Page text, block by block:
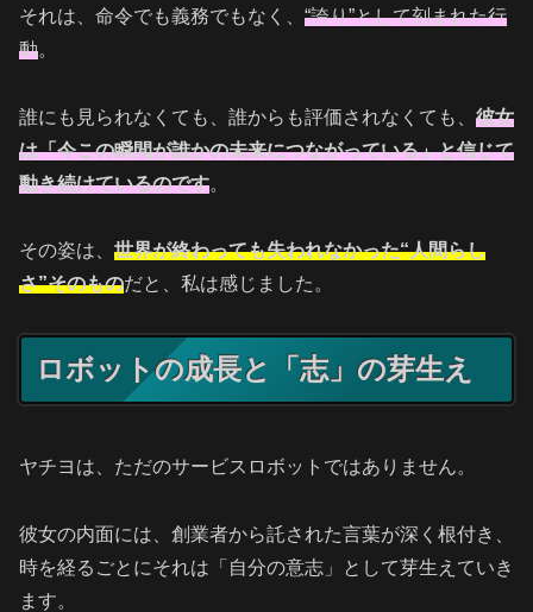
それは、命令でも義務でもなく、 “誇り”として刻まれた行
動。
誰にも見られなくても、誰からも評価されなくても、 彼女
は「今この瞬間が誰かの未来につながっている」と信じて
動き続けているのです。
その姿は、 世界が終わっても失われなかった“人間らし
さ”そのものだと、私は感じました。
ロボットの成長と「志」の芽生え
ヤチヨは、ただのサービスロボットではありません。
彼女の内面には、創業者から託された言葉が深く根付き、
時を経るごとにそれは「自分の意志」として芽生えていき
ます。